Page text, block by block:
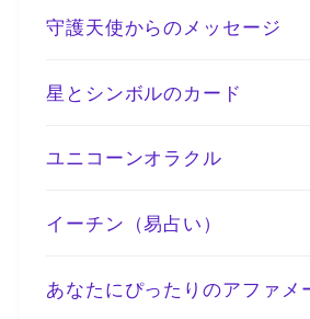
守護天使からのメッセージ
星とシンボルのカード
ユニコーンオラクル
イーチン（易占い）
あなたにぴったりのアファメ